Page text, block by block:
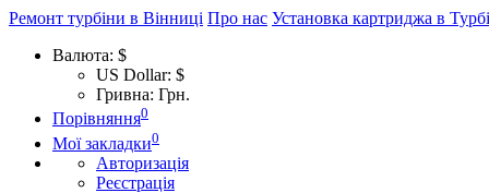
Ремонт турбіни в Вінниці Про нас Установка картриджа в
Валюта: $
US Dollar: $
Гривна: Грн.
Порівняння0
Мої закладки0
Авторизація
Реєстрація